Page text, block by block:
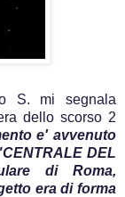
S. mi segnala
dello scorso 2
e' avvenuto
DEL
di Roma,
era di forma